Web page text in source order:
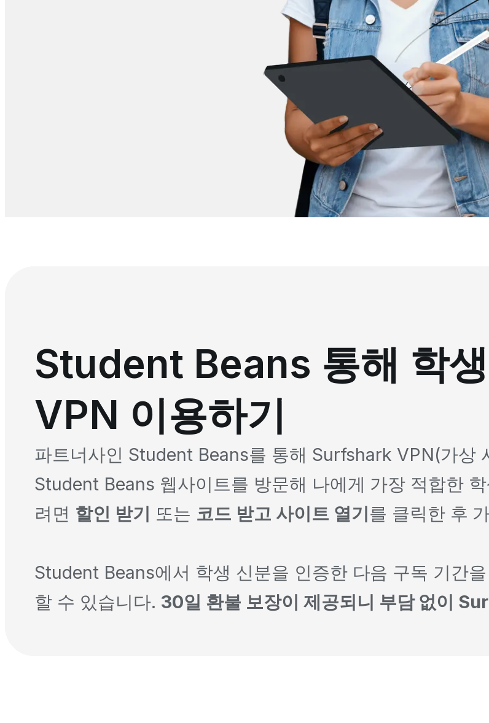
Student Beans 통해 학
VPN 이용하기
파트너사인 Student Beans를 통해 Surfshark VPN(가상
Student Beans 웹사이트를 방문해 나에게 가장 적합한
려면 할인 받기 또는 코드 받고 사이트 열기 를 클릭한 후
Student Beans에서 학생 신분을 인증한 다음 구독 기간
할 수 있습니다. 30일 환불 보장이 제공되니 부담 없이